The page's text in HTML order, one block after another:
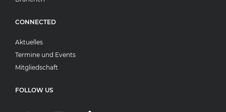
CONNECTED
Aktuelles
Termine und Events
Mitgliedschaft
FOLLOW US